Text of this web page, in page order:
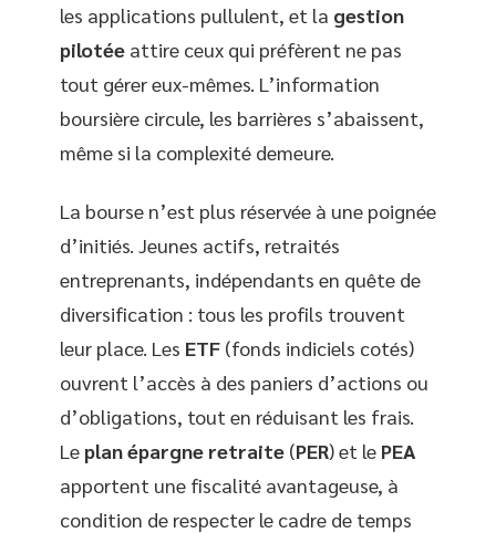
les applications pullulent, et la gestion
pilotée attire ceux qui préfèrent ne pas
tout gérer eux-mêmes. L’information
boursière circule, les barrières s’abaissent,
même si la complexité demeure.
La bourse n’est plus réservée à une poignée
d’initiés. Jeunes actifs, retraités
entreprenants, indépendants en quête de
diversification : tous les profils trouvent
leur place. Les ETF (fonds indiciels cotés)
ouvrent l’accès à des paniers d’actions ou
d’obligations, tout en réduisant les frais.
Le plan épargne retraite (PER) et le PEA
apportent une fiscalité avantageuse, à
condition de respecter le cadre de temps